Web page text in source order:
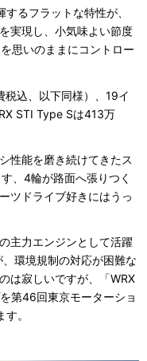
るフラットな特性が、
実現し、小気味よい節度
思いのままにコントロー
込、以下同様）、19イ
STI Type Sは413万
性能を磨き続けてきたス
、4輪が路面へ張りつく
ツドライブ好きにはうっ
主力エンジンとして活躍
環境規制の対応が困難な
は寂しいですが、「WRX
第46回東京モーターショ
。